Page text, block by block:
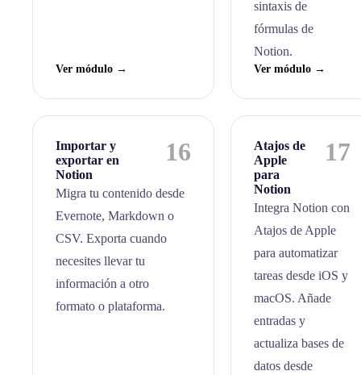
Ver módulo →
sintaxis de
fórmulas de
Notion.
Ver módulo →
Importar y
exportar en
Notion
16
Migra tu contenido desde
Evernote, Markdown o
CSV. Exporta cuando
necesites llevar tu
información a otro
formato o plataforma.
Atajos de
Apple
para
Notion
17
Integra Notion con
Atajos de Apple
para automatizar
tareas desde iOS y
macOS. Añade
entradas y
actualiza bases de
datos desde